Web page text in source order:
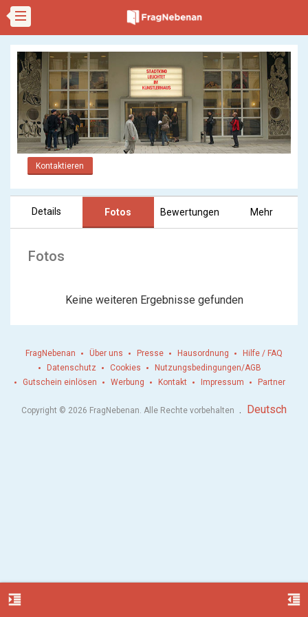
Kontaktieren
Details Fotos Bewertungen Mehr
Fotos
Keine weiteren Ergebnisse gefunden
format_indent_increase format_indent_decrease
FragNebenan Über uns Presse Hausordnung
Hilfe / FAQ
Datenschutz
Cookies
Nutzungsbedingungen/AGB
Gutschein einlösen
Werbung Kontakt Impressum Partner
Copyright © 2026 FragNebenan. Alle Rechte vorbehalten . Deutsch